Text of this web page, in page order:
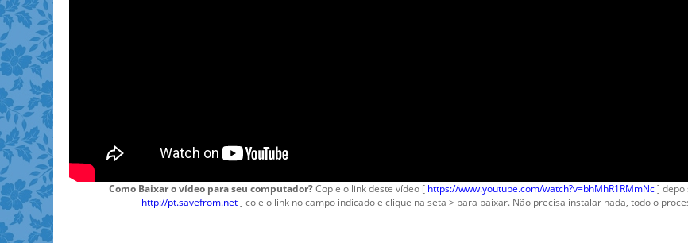
Como Baixar o vídeo para seu computador?Copie o link deste vídeo [https://www.youtube.com/watch?v=bhMhR1RMmNc]
http://pt.savefrom.net] cole o link no campo indicado e clique na seta > para baixar. Não precisa instalar nada, todo o